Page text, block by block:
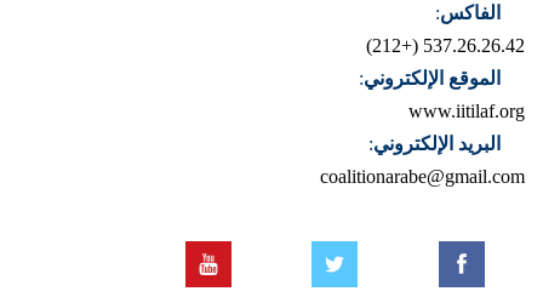
الفاكس:
537.26.26.42 (+212)
الموقع الإلكتروني:
www.iitilaf.org
البريد الإلكتروني:
coalitionarabe@gmail.com